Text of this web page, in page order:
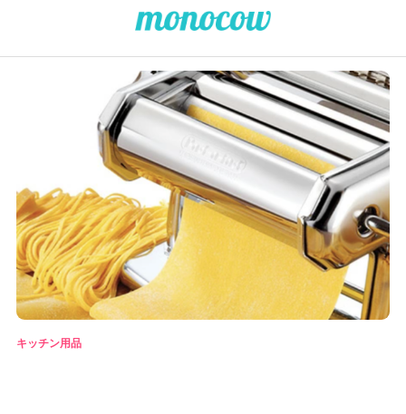
キッチン用品